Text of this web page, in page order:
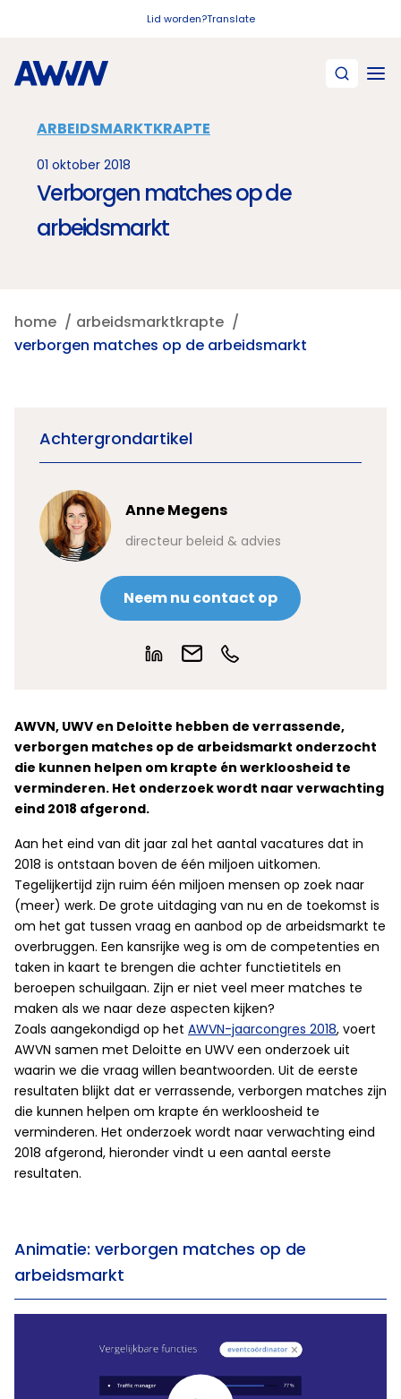
Lid worden?Translate
ARBEIDSMARKTKRAPTE
01 oktober 2018
Verborgen matches op de
arbeidsmarkt
home
arbeidsmarktkrapte
verborgen matches op de arbeidsmarkt
Achtergrondartikel
Anne Megens
directeur beleid & advies
Neem nu contact op
AWVN, UWV en Deloitte hebben de verrassende,
verborgen matches op de arbeidsmarkt onderzocht
die kunnen helpen om krapte én werkloosheid te
verminderen. Het onderzoek wordt naar verwachting
eind 2018 afgerond.
Aan het eind van dit jaar zal het aantal vacatures dat in
2018 is ontstaan boven de één miljoen uitkomen.
Tegelijkertijd zijn ruim één miljoen mensen op zoek naar
(meer) werk. De grote uitdaging van nu en de toekomst is
om het gat tussen vraag en aanbod op de arbeidsmarkt te
overbruggen. Een kansrijke weg is om de competenties en
taken in kaart te brengen die achter functietitels en
beroepen schuilgaan. Zijn er niet veel meer matches te
maken als we naar deze aspecten kijken?
Zoals aangekondigd op het AWVN-jaarcongres 2018, voert
AWVN samen met Deloitte en UWV een onderzoek uit
waarin we die vraag willen beantwoorden. Uit de eerste
resultaten blijkt dat er verrassende, verborgen matches zijn
die kunnen helpen om krapte én werkloosheid te
verminderen. Het onderzoek wordt naar verwachting eind
2018 afgerond, hieronder vindt u een aantal eerste
resultaten.
Animatie: verborgen matches op de
arbeidsmarkt